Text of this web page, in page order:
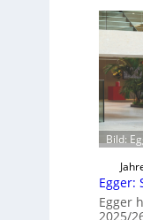
Bild:
Egger:
Egger
2025/